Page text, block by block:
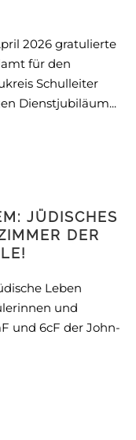
2026 gratulierte
für den
Schulleiter
Dienstjubiläum...
JÜDISCHES
DER
Leben
und
und 6cF der John-